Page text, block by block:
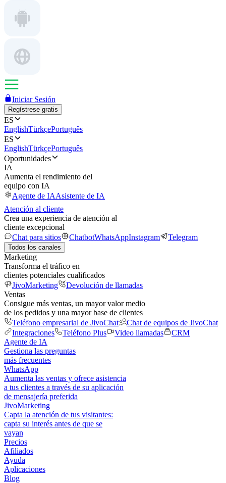
Iniciar Sesión
Regístrese gratis
ES
EnglishTürkçePortuguês
ES
EnglishTürkçePortuguês
Oportunidades
IA
Aumenta el rendimiento del
equipo con IA
Agente de IAAsistente de IA
Atención al cliente
Crea una experiencia de atención al
cliente excepcional
Chat para sitios
ChatbotWhatsAppInstagram Telegram
Todos los canales
Marketing
Transforma el tráfico en
clientes potenciales cualificados
JivoMarketing
Devolución de llamadas
Ventas
Consigue más ventas, un mayor valor medio
de los pedidos y una mayor base de clientes
Teléfono empresarial de JivoChat
Chat de equipos de JivoChat
Integraciones
Teléfono Plus Video llamadas
CRM
Agente de IA
Gestiona las preguntas
más frecuentes
WhatsApp
Aumenta las ventas y ofrece asistencia
a tus clientes a través de su aplicación
de mensajería preferida
JivoMarketing
Capta la atención de tus visitantes:
capta su interés antes de que se
vayan
Precios
Afiliados
Ayuda
Aplicaciones
Blog